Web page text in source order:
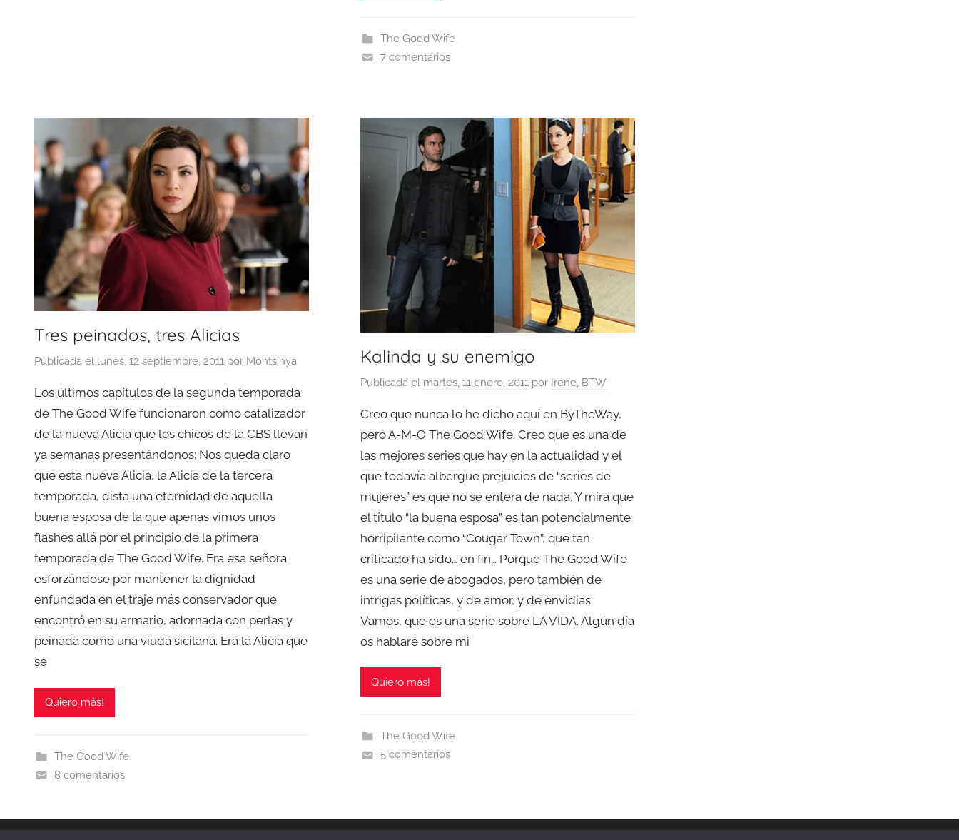
The Good Wife
7 comentarios
Tres peinados, tres Alicias
Publicada el lunes, 12 septiembre, 2011 por Montsinya
Los últimos capítulos de la segunda temporada
de The Good Wife funcionaron como catalizador
de la nueva Alicia que los chicos de la CBS llevan
ya semanas presentándonos: Nos queda claro
que esta nueva Alicia, la Alicia de la tercera
temporada, dista una eternidad de aquella
buena esposa de la que apenas vimos unos
flashes allá por el principio de la primera
temporada de The Good Wife. Era esa señora
esforzándose por mantener la dignidad
enfundada en el traje más conservador que
encontró en su armario, adornada con perlas y
peinada como una viuda sicilana. Era la Alicia que
se
Quiero más!
The Good Wife
8 comentarios
Kalinda y su enemigo
Publicada el martes, 11 enero, 2011 por Irene, BTW
Creo que nunca lo he dicho aquí en ByTheWay,
pero A-M-O The Good Wife. Creo que es una de
las mejores series que hay en la actualidad y el
que todavía albergue prejuicios de “series de
mujeres” es que no se entera de nada. Y mira que
el título “la buena esposa” es tan potencialmente
horripilante como “Cougar Town”, que tan
criticado ha sido… en fin… Porque The Good Wife
es una serie de abogados, pero también de
intrigas políticas, y de amor, y de envidias.
Vamos, que es una serie sobre LA VIDA. Algún día
os hablaré sobre mi
Quiero más!
The Good Wife
5 comentarios